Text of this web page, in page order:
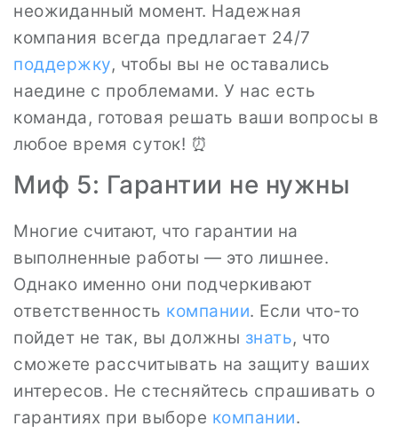
неожиданный момент. Надежная
компания всегда предлагает 24/7
поддержку, чтобы вы не оставались
наедине с проблемами. У нас есть
команда, готовая решать ваши вопросы в
любое время суток! ⏰
Миф 5: Гарантии не нужны
Многие считают, что гарантии на
выполненные работы — это лишнее.
Однако именно они подчеркивают
ответственность компании. Если что-то
пойдет не так, вы должны знать, что
сможете рассчитывать на защиту ваших
интересов. Не стесняйтесь спрашивать о
гарантиях при выборе компании.